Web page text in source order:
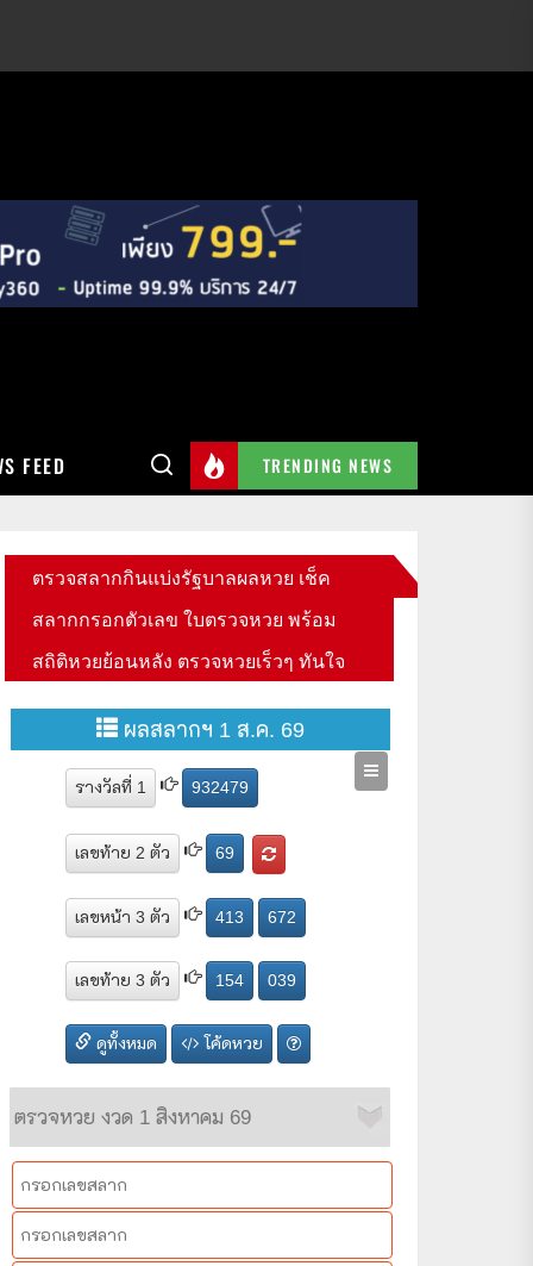
FEED TRENDING NEWS
ตรวจสลากกินแบ่งรัฐบาลผลหวย เช็ค
สลากกรอกตัวเลข ใบตรวจหวย พร้อม
สถิติหวยย้อนหลัง ตรวจหวยเร็วๆ ทันใจ